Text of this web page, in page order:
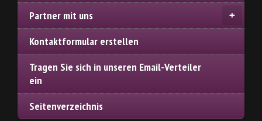
Partner mit uns
Kontaktformular erstellen
Tragen Sie sich in unseren Email-Verteiler
ein
Seitenverzeichnis